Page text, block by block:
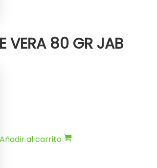
VERA 80 GR JAB
Añadir al carrito